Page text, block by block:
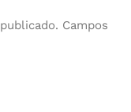
Campos